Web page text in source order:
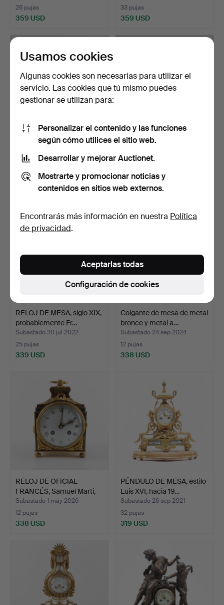
26 pujas
359 USD
33 pujas
359 USD
PÉNDULO DE MESA,
probablemente de principi…
Subastado 23 nov 2022
13 pujas
357 USD
BORDSUR, Schmidt en
Carlsruhe, Alemania, s…
16 pujas
349 USD
RELOJ DE MESA, siglo XIX,
probablemente Fr…
Subastado 20 jul 2022
25 pujas
339 USD
Colgante de mesa de metal
bronce y metal a…
Subastado 24 sep 2024
12 pujas
338 USD
RELOJ DE OFICIAL
FRANCÉS, Samuel Marti,
Pa…
Subastado 1 may 2026
12 pujas
338 USD
PÉNDULO DE MESA, estilo
Luis XVI, hacia 19…
Subastado 26 sep 2021
32 pujas
319 USD
Usamos cookies
Algunas cookies son necesarias para utilizar el
servicio. Las cookies que tú mismo puedes
gestionar se utilizan para:
Personalizar el contenido y las funciones
según cómo utilices el sitio web.
Desarrollar y mejorar Auctionet.
Mostrarte y promocionar noticias y
contenidos en sitios web externos.
Encontrarás más información en nuestra Política
de privacidad.
Configuración de cookies
Aceptarlas todas